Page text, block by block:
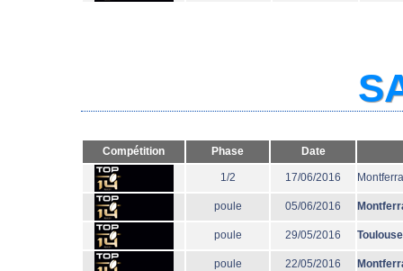
Compétition Phase Date
1/2 17/06/2016
poule 05/06/2016
poule 29/05/2016 Toulouse
poule 22/05/2016